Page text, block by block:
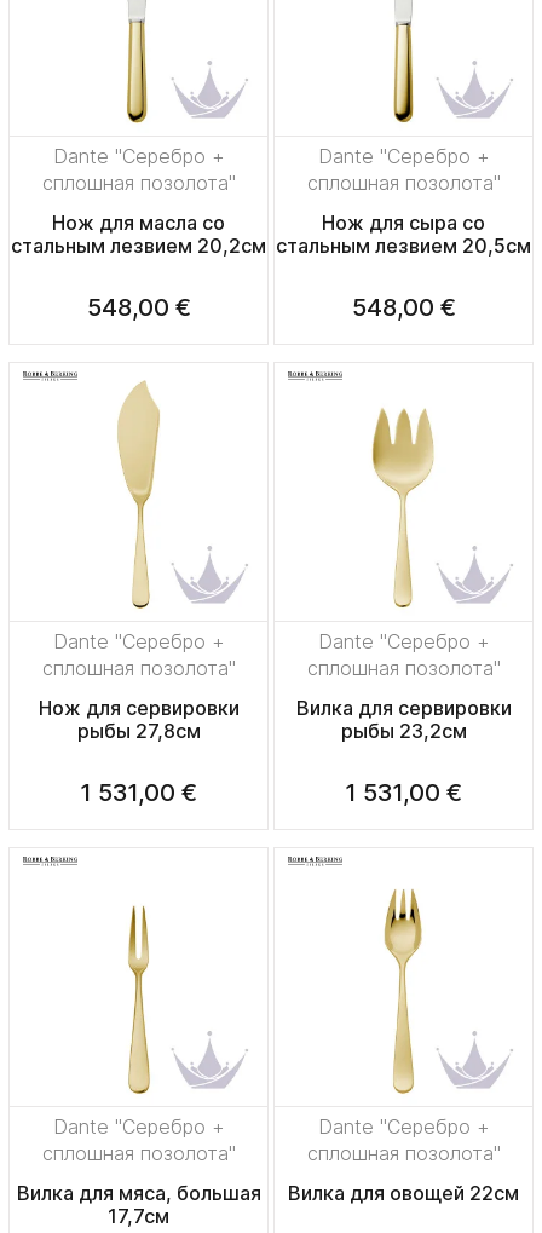
Dante "Серебро +
сплошная позолота"
Нож для масла со
стальным лезвием 20,2см
548,00 €
Dante "Серебро +
сплошная позолота"
Нож для сыра со
стальным лезвием 20,5см
548,00 €
Dante "Серебро +
сплошная позолота"
Нож для сервировки
рыбы 27,8см
1 531,00 €
Dante "Серебро +
сплошная позолота"
Вилка для сервировки
рыбы 23,2см
1 531,00 €
Dante "Серебро +
сплошная позолота"
Вилка для мяса, большая
17,7см
Dante "Серебро +
сплошная позолота"
Вилка для овощей 22см